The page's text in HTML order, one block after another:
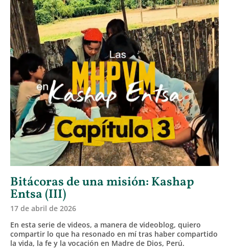
Bitácoras de una misión: Kashap
Entsa (III)
17 de abril de 2026
En esta serie de videos, a manera de videoblog, quiero
compartir lo que ha resonado en mí tras haber compartido
la vida, la fe y la vocación en Madre de Dios, Perú.